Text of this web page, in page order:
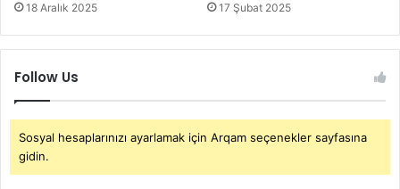
18 Aralık 2025 17 Şubat 2025
Follow Us
Sosyal hesaplarınızı ayarlamak için Arqam seçenekler sayfasına
gidin.